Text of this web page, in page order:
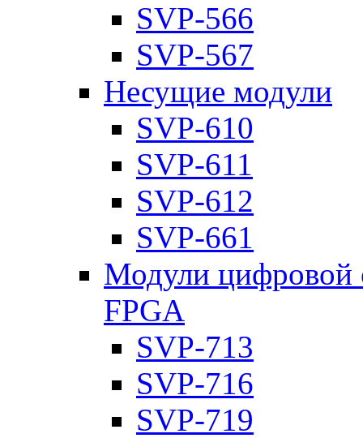
SVP-566
SVP-567
Несущие модули
SVP-610
SVP-611
SVP-612
SVP-661
Модули цифровой
FPGA
SVP-713
SVP-716
SVP-719